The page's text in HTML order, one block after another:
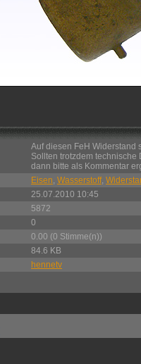
Auf diesen FeH Widerstand
Sollten trotzdem technische
dann bitte als Kommentar
Eisen, Wasserstoff,
25.07.2010 10:45
5872
0
0.00 (0 Stimme(n))
84.6 KB
hennetv